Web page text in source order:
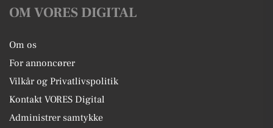
OM VORES DIGITAL
Om os
For annoncører
Vilkår og Privatlivspolitik
Kontakt VORES Digital
Administrer samtykke